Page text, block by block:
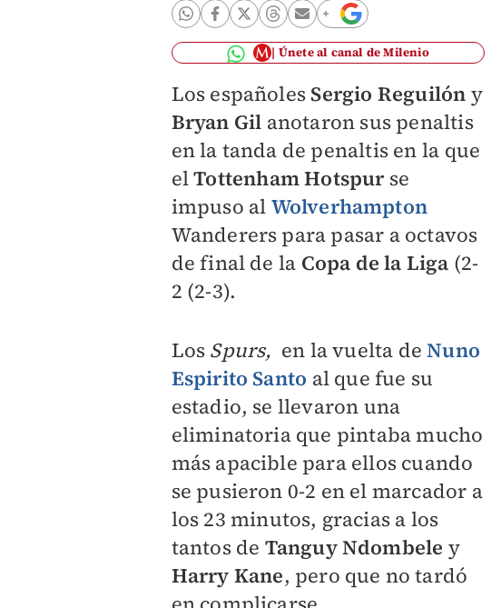
Únete al canal de Milenio
Los españoles Sergio Reguilón y
Bryan Gil anotaron sus penaltis
en la tanda de penaltis en la que
elTottenham Hotspur se
impuso al Wolverhampton
Wanderers para pasar a octavos
de final de la Copa de la Liga (2-
2 (2-3).
Los Spurs, en la vuelta deNuno
Espirito Santo al que fue su
estadio, se llevaron una
eliminatoria que pintaba mucho
más apacible para ellos cuando
se pusieron 0-2 en el marcador a
los 23 minutos, gracias a los
tantos de Tanguy Ndombele y
Harry Kane, pero que no tardó